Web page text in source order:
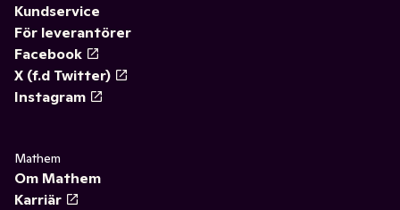
Kundservice
För leverantörer
Facebook
X (f.d Twitter)
Instagram
Mathem
Om Mathem
Karriär